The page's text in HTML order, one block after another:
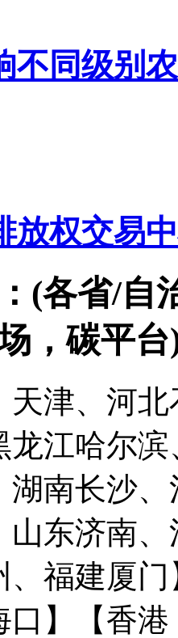
不同级别
放权交易
(各省/自
，碳平台
天津、河
龙江哈尔
湖南长沙
山东济南
、福建厦门
】
【香